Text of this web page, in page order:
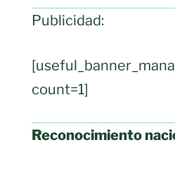
Publicidad:
count=1]
Reconocimiento